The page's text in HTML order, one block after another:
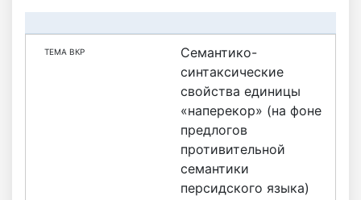
Семантико-
синтаксические
свойства единицы
«наперекор» (на фоне
предлогов
противительной
семантики
персидского языка)